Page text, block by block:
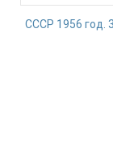
СССР 1956 год.